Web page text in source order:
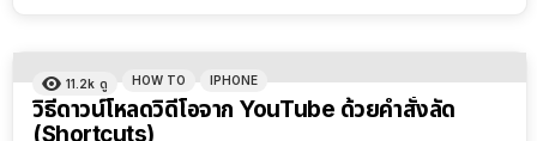
11.2k ดู HOW TO IPHONE
วิธีดาวน์โหลดวิดีโอจาก YouTube ด้วยคำสั่งลัด
(Shortcuts)